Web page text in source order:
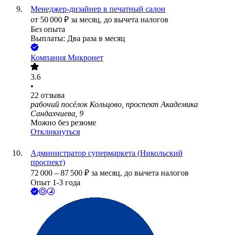
Менеджер-дизайнер в печатный салон
от 50 000 ₽ за месяц, до вычета налогов
Без опыта
Выплаты: Два раза в месяц
Компания Микронет
3.6
•
22 отзыва
рабочий посёлок Кольцово, проспект Академика
Сандахчиева, 9
Можно без резюме
Откликнуться
Администратор супермаркета (Никольский
проспект)
72 000 – 87 500 ₽ за месяц, до вычета налогов
Опыт 1-3 года